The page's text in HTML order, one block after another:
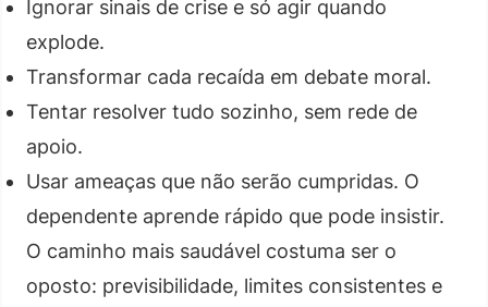
Ignorar sinais de crise e só agir quando
explode.
Transformar cada recaída em debate moral.
Tentar resolver tudo sozinho, sem rede de
apoio.
Usar ameaças que não serão cumpridas. O
dependente aprende rápido que pode insistir.
O caminho mais saudável costuma ser o
oposto: previsibilidade, limites consistentes e